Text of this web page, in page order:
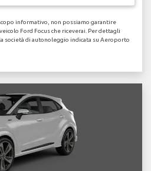
informativo, non possiamo garantire
Ford Focus che riceverai. Per dettagli
società di autonoleggio indicata su Aeroporto